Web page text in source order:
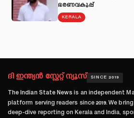
ഭരണവകുപ്പ്
KERALA
ദി ഇന്ത്യൻ സ്റ്റേറ്റ് ന്യൂസ് SINCE 2019
The Indian State News is an independent
platform serving readers since 2019. We
deep-dive reporting on Kerala and India,